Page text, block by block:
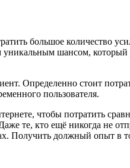
большое количество
шансом, который
Определенно стоит
пользователя.
чтобы потратить
те, кто ещё никогда не
Получить должный опыт в